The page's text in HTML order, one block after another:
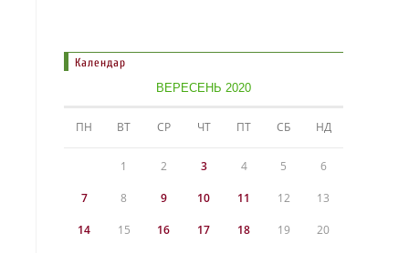
Календар
ВЕРЕСЕНЬ 2020
ПН ВТ СР ЧТ ПТ СБ НД
1 2 3 4 5 6
7 8 9 10 11 12 13
14 15 16 17 18 19 20